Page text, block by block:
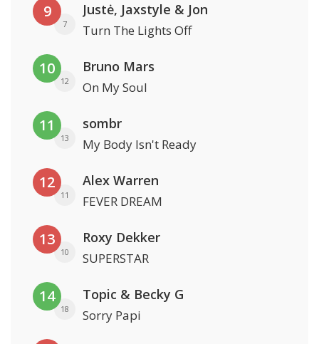
9
7
Justė, Jaxstyle & Jon
Turn The Lights Off
10
12
Bruno Mars
On My Soul
11
13
sombr
My Body Isn't Ready
12
11
Alex Warren
FEVER DREAM
13
10
Roxy Dekker
SUPERSTAR
14
18
Topic & Becky G
Sorry Papi